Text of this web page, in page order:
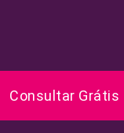
Consultar Grátis